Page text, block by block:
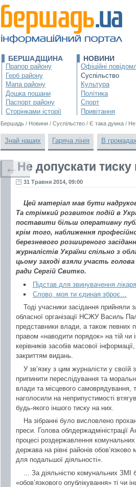
БЕРШАДЩИНА
Прапор району
Герб району
Мапа району
Дошка пошани
Паспорт району
Сторінками історії
НОВИНИ
Офіційні
Суспільство
Культура
Політика
Спорт
Привітання
Бершадь / Новини / Суспільство / Є така думка / Не
Знай наших Гаряча лінія В громадах
Не допускати тиску
31 Травня 2014, 09:00
Цей матеріал мав бути
Та стрімкий розвиток подій в
поставити більш оперативну
крім того, наближення
березневого розширеного
журналістів України спільно з
цьому заході взяли участь
ради Сергій Свитко.
Підстав для звинувачення
Слово, моя ти єдиная зброє…
Тоді учасники засідання прийняли
обласної організації НСЖУ Василь
представники влади, а також певних
правом «наводити порядок» на тій чи
керівників засобів масової
закриттям видань.
У зв’язку з цим журналісти у своїй
припинити переслідування та
влади та місцевого самоврядування,
наголосили на неприпустимості
будь-якого іншого тиску на них.
На зібранні було висловлено
преси. Голова облдержадміністрації
процесі роздержавлення комунальних
держава на рівні районів
для подальшої діяльності».
... За діяльністю комунальних
«обов’язкового опублікування» ті чи
←